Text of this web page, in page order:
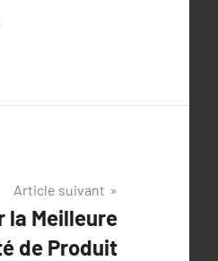
Article suivant
la Meilleure
de Produit